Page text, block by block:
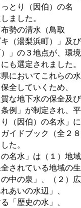
とり（因伯）の名
ました。
勢の清水（鳥取
（湯梨浜町）」及び
」の３地点が、環境
も選定されました。
においてこれらの水
全していくため、
な地下水の保全及び
例」が制定され、平
（因伯）の名水」に
イドブック（全２８
た。
名水」は（１）地域
されている地域の生
中の泉」、（２）広
あいの水辺」、
「歴史の水」、